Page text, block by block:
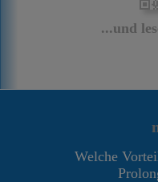
...und
Welche